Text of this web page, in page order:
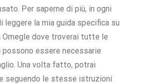
Per saperne di più, in ogni
leggere la mia guida specifica su
Omegle dove troverai tutte le
essere necessarie
Una volta fatto, potrai
seguendo le stesse istruzioni